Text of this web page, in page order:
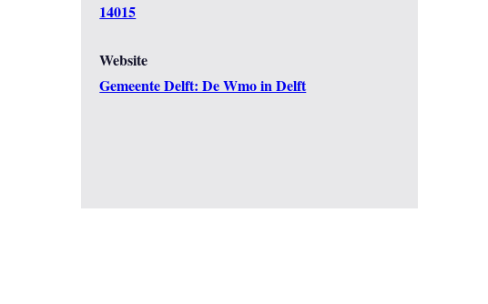
14015
Website
Gemeente Delft: De Wmo in Delft